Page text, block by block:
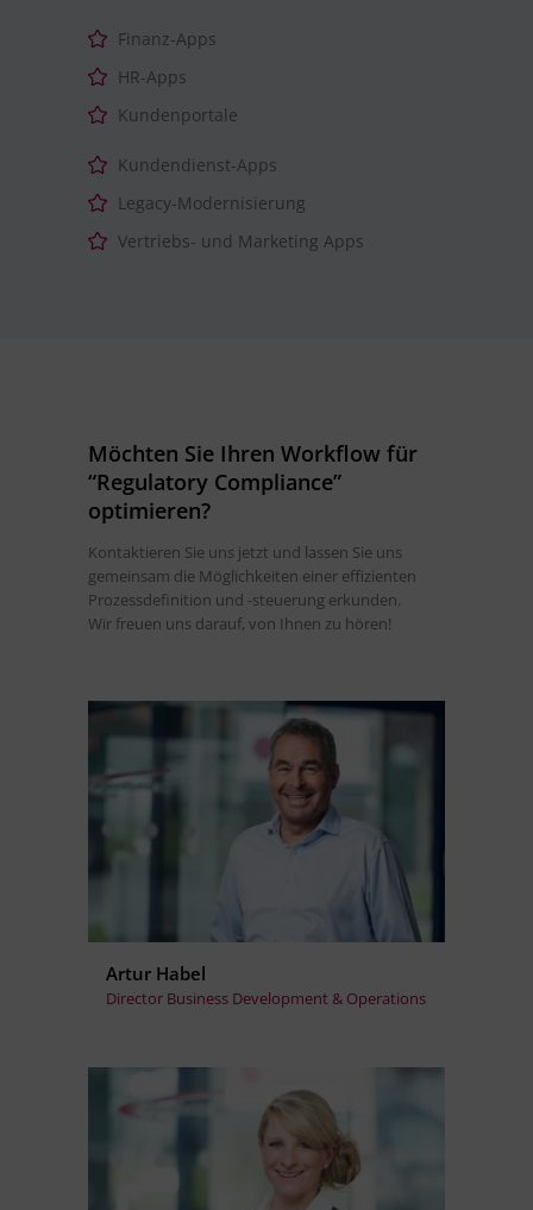
Finanz-Apps
HR-Apps
Kundenportale
Kundendienst-Apps
Legacy-Modernisierung
Vertriebs- und Marketing Apps
Möchten Sie Ihren Workflow für
“Regulatory Compliance”
optimieren?
Kontaktieren Sie uns jetzt und lassen Sie uns
gemeinsam die Möglichkeiten einer effizienten
Prozessdefinition und -steuerung erkunden.
Wir freuen uns darauf, von Ihnen zu hören!
Artur Habel
Director Business Development & Operations